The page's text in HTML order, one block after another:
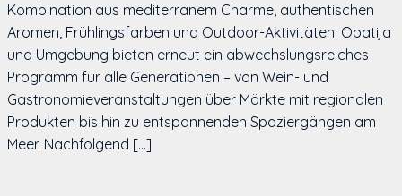
Kombination aus mediterranem Charme, authentischen
Aromen, Frühlingsfarben und Outdoor-Aktivitäten. Opatija
und Umgebung bieten erneut ein abwechslungsreiches
Programm für alle Generationen – von Wein- und
Gastronomieveranstaltungen über Märkte mit regionalen
Produkten bis hin zu entspannenden Spaziergängen am
Meer. Nachfolgend […]